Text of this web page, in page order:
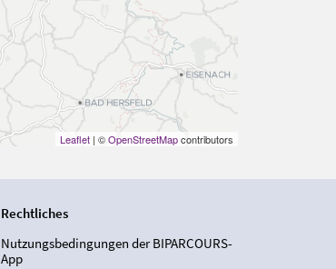
Leaflet| ©OpenStreetMapcontributors
Rechtliches
Nutzungsbedingungen der BIPARCOURS-
App